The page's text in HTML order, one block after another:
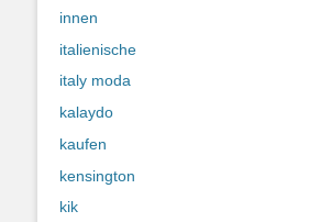
innen
italienische
italy moda
kalaydo
kaufen
kensington
kik